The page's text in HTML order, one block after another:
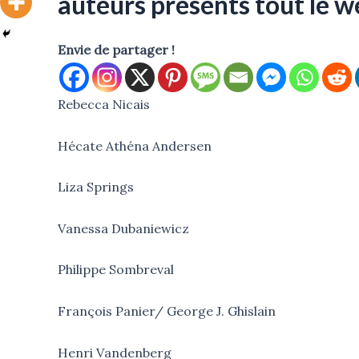
Envie de partager !
Rebecca Nicais
Hécate Athéna Andersen
Liza Springs
Vanessa Dubaniewicz
Philippe Sombreval
François Panier/ George J. Ghislain
Henri Vandenberg